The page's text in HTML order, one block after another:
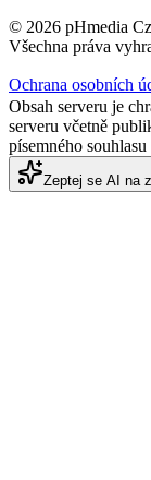
© 2026 pHmedia
Všechna práva
Ochrana osobních
Obsah serveru je
serveru včetně
písemného
Zeptej se AI na